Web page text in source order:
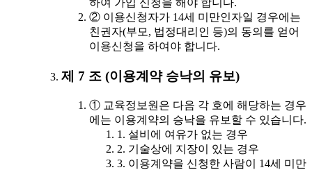
하여 가입 신청을 해야 합니다.
② 이용신청자가 14세 미만인자일 경우에는
친권자(부모, 법정대리인 등)의 동의를 얻어
이용신청을 하여야 합니다.
제 7 조 (이용계약 승낙의 유보)
① 교육정보원은 다음 각 호에 해당하는 경우
에는 이용계약의 승낙을 유보할 수 있습니다.
1. 설비에 여유가 없는 경우
2. 기술상에 지장이 있는 경우
3. 이용계약을 신청한 사람이 14세 미만